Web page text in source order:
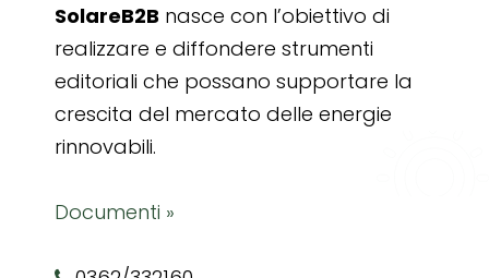
SolareB2B nasce con l’obiettivo di
realizzare e diffondere strumenti
editoriali che possano supportare la
crescita del mercato delle energie
rinnovabili.
Documenti »